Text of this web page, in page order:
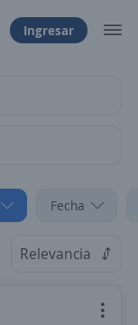
Ingresar
Fecha
Relevancia